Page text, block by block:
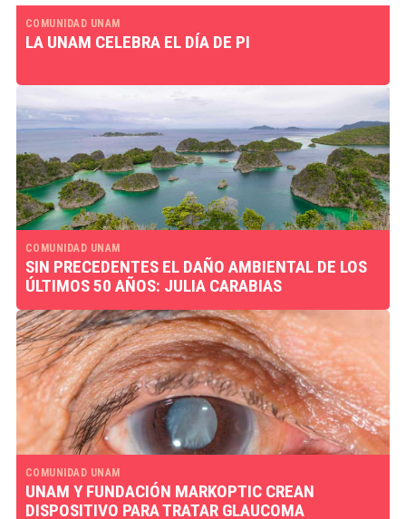
COMUNIDAD UNAM
LA UNAM CELEBRA EL DÍA DE PI
COMUNIDAD UNAM
SIN PRECEDENTES EL DAÑO AMBIENTAL DE LOS
ÚLTIMOS 50 AÑOS: JULIA CARABIAS
COMUNIDAD UNAM
UNAM Y FUNDACIÓN MARKOPTIC CREAN
DISPOSITIVO PARA TRATAR GLAUCOMA